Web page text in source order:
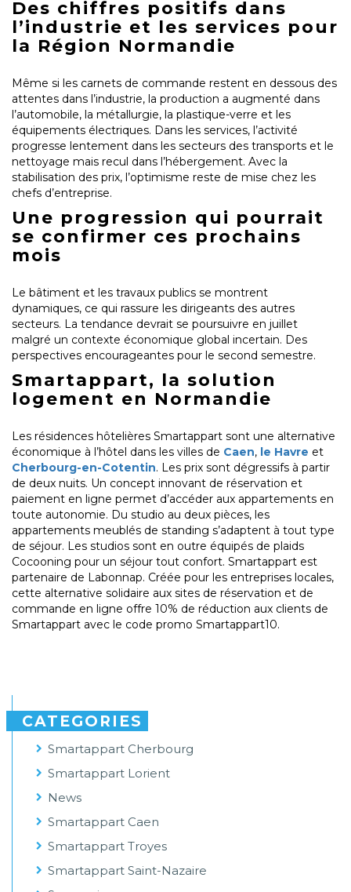
Des chiffres positifs dans
l’industrie et les services pour
la Région Normandie
Même si les carnets de commande restent en dessous des
attentes dans l’industrie, la production a augmenté dans
l’automobile, la métallurgie, la plastique-verre et les
équipements électriques. Dans les services, l’activité
progresse lentement dans les secteurs des transports et le
nettoyage mais recul dans l’hébergement. Avec la
stabilisation des prix, l’optimisme reste de mise chez les
chefs d’entreprise.
Une progression qui pourrait
se confirmer ces prochains
mois
Le bâtiment et les travaux publics se montrent
dynamiques, ce qui rassure les dirigeants des autres
secteurs. La tendance devrait se poursuivre en juillet
malgré un contexte économique global incertain. Des
perspectives encourageantes pour le second semestre.
Smartappart, la solution
logement en Normandie
Les résidences hôtelières Smartappart sont une alternative
économique à l’hôtel dans les villes de Caen, le Havre et
Cherbourg-en-Cotentin. Les prix sont dégressifs à partir
de deux nuits. Un concept innovant de réservation et
paiement en ligne permet d’accéder aux appartements en
toute autonomie. Du studio au deux pièces, les
appartements meublés de standing s’adaptent à tout type
de séjour. Les studios sont en outre équipés de plaids
Cocooning pour un séjour tout confort. Smartappart est
partenaire de Labonnap. Créée pour les entreprises locales,
cette alternative solidaire aux sites de réservation et de
commande en ligne offre 10% de réduction aux clients de
Smartappart avec le code promo Smartappart10.
CATEGORIES
Smartappart Cherbourg
Smartappart Lorient
News
Smartappart Caen
Smartappart Troyes
Smartappart Saint-Nazaire